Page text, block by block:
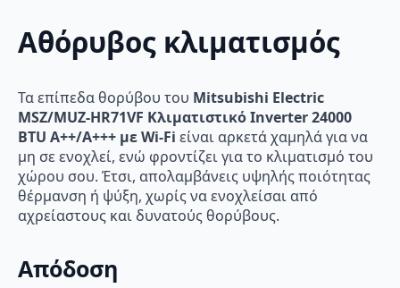
Αθόρυβος κλιματισμός
Τα επίπεδα θορύβου του Mitsubishi Electric
MSZ/MUZ-HR71VF Κλιματιστικό Inverter 24000
BTU A++/A+++ με Wi-Fi είναι αρκετά χαμηλά για να
μη σε ενοχλεί, ενώ φροντίζει για το κλιματισμό του
χώρου σου. Έτσι, απολαμβάνεις υψηλής ποιότητας
θέρμανση ή ψύξη, χωρίς να ενοχλείσαι από
αχρείαστους και δυνατούς θορύβους.
Απόδοση